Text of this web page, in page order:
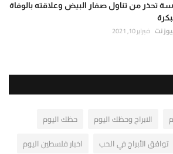
تحذر من تناول صفار البيض وعلاقته بالوفاة
نت فبراير 10, 2021
الابراج وحظك اليوم
حظك اليوم
توافق الأبراج في الحب
اخبار فلسطين اليوم